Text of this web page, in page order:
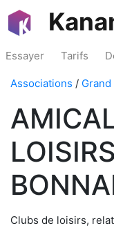
Essayer Tarifs
Associations /
Clubs de loisirs,